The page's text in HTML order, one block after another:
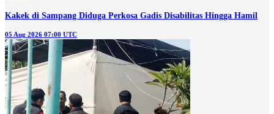
Kakek di Sampang Diduga Perkosa Gadis Disabilitas Hingga Hamil
05 Aug 2026 07:00 UTC